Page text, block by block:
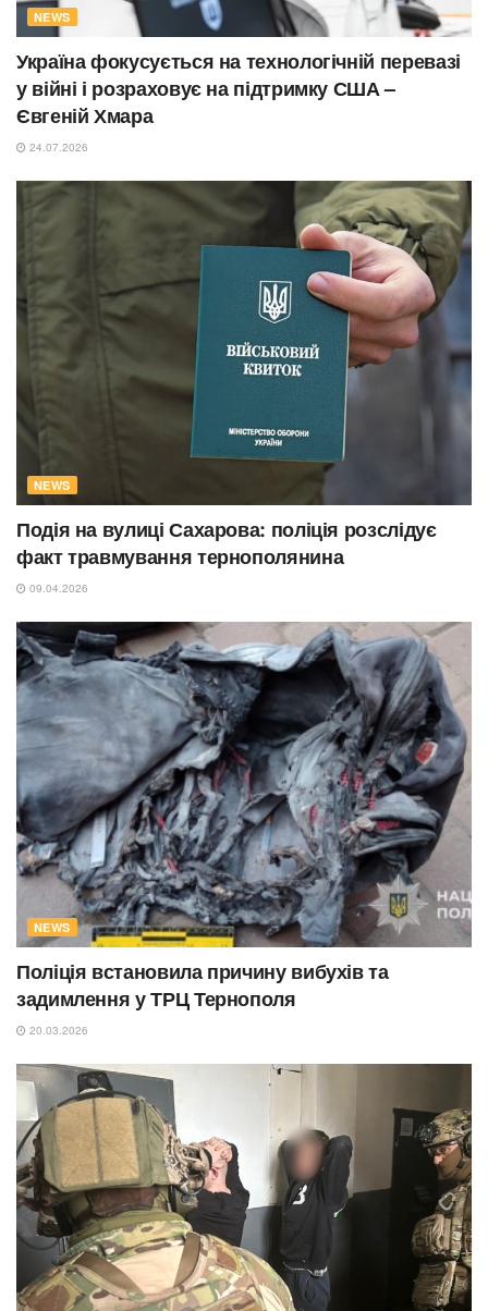
NEWS
Україна фокусується на технологічній перевазі
у війні і розраховує на підтримку США –
Євгеній Хмара
24.07.2026
NEWS
Подія на вулиці Сахарова: поліція розслідує
факт травмування тернополянина
09.04.2026
NEWS
Поліція встановила причину вибухів та
задимлення у ТРЦ Тернополя
20.03.2026